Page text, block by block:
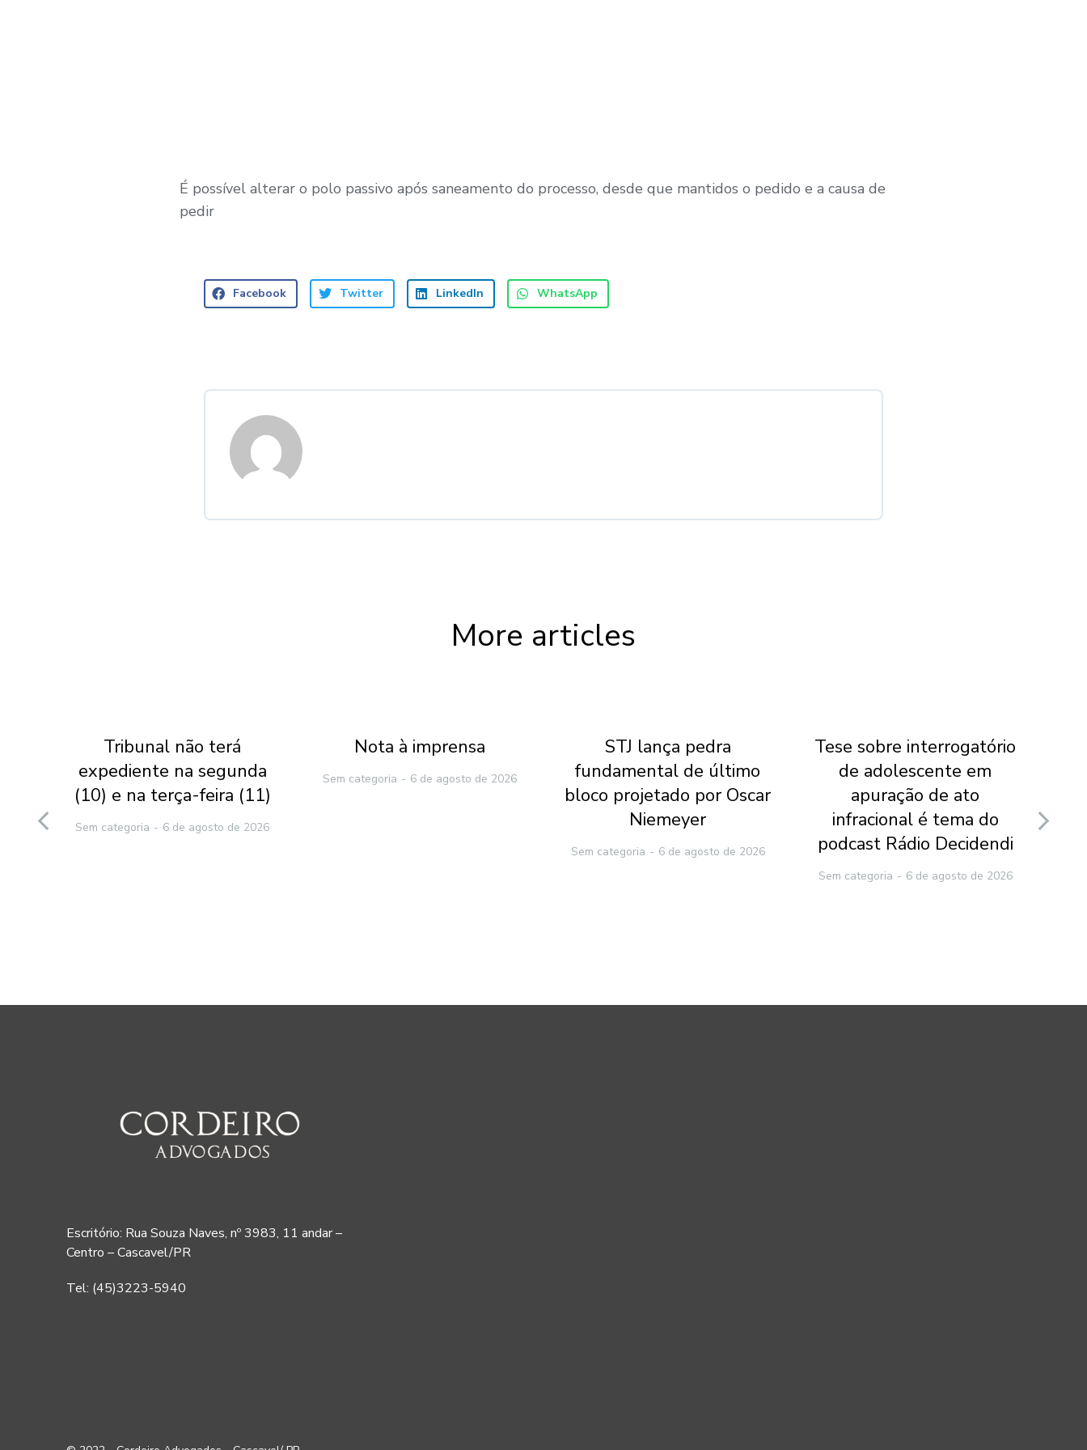
É possível alterar o polo passivo após saneamento do processo, desde que mantidos o pedido e a causa de
pedir
Facebook Twitter LinkedIn WhatsApp
More articles
Tribunal não terá
expediente na segunda
(10) e na terça-feira (11)
Sem categoria 6 de agosto de 2026
Nota à imprensa
Sem categoria 6 de agosto de 2026
STJ lança pedra
fundamental de último
bloco projetado por Oscar
Niemeyer
Sem categoria 6 de agosto de 2026
Tese sobre interrogatório
de adolescente em
apuração de ato
infracional é tema do
podcast Rádio Decidendi
Sem categoria 6 de agosto de 2026
Escritório: Rua Souza Naves, nº 3983, 11 andar –
Centro – Cascavel/PR
Tel: (45)3223-5940